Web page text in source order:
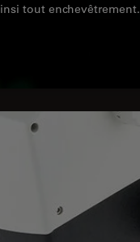
tout enchevêtrement.